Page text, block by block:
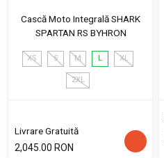
Cască Moto Integrală SHARK
SPARTAN RS BYHRON
XS S M L XL
2XL
Livrare Gratuită
2,045.00 RON